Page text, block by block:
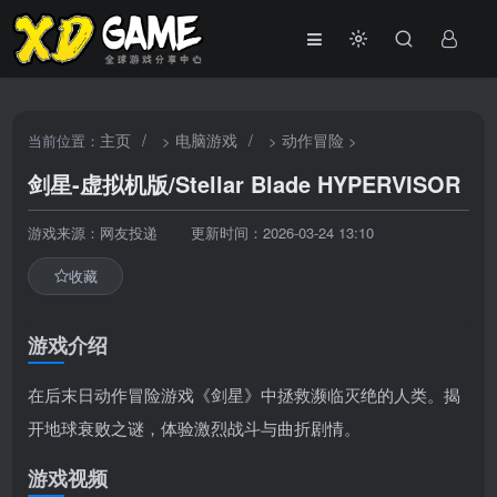
当前位置： 主页 / > 电脑游戏 / >动作冒险 >
剑星-虚拟机版/Stellar Blade HYPERVISOR
游戏来源：网友投递 更新时间：2026-03-24 13:10
收藏
游戏介绍
在后末日动作冒险游戏《剑星》中拯救濒临灭绝的人类。揭
开地球衰败之谜，体验激烈战斗与曲折剧情。
游戏视频